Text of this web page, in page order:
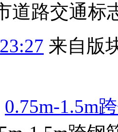
道路交通标
来自版
0.75m-1.5m